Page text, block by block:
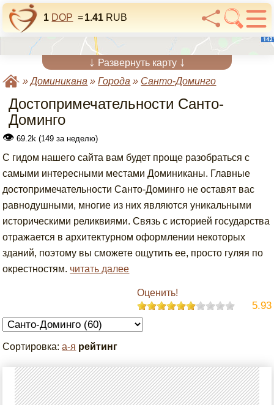
1 DOP =1.41 RUB
↓ Развернуть карту ↓
»Доминикана »Города » Санто-Доминго
Достопримечательности Санто-
Доминго
👁 69.2k (149 за неделю)
С гидом нашего сайта вам будет проще разобраться с
самыми интересными местами Доминиканы. Главные
достопримечательности Санто-Доминго не оставят вас
равнодушными, многие из них являются уникальными
историческими реликвиями. Связь с историей государства
отражается в архитектурном оформлении некоторых
зданий, поэтому вы сможете ощутить ее, просто гуляя по
окрестностям. читать далее
Оценить!
5.93
Сортировка:а-я рейтинг